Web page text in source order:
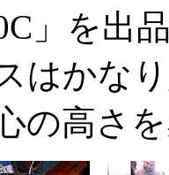
」を出
はかな
の高さ